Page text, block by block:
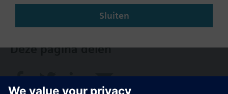
Sluiten
Deze pagina delen
NL (nl)